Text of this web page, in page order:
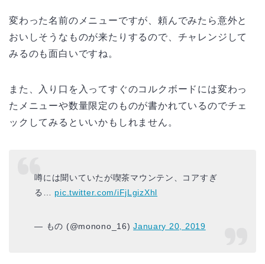
変わった名前のメニューですが、頼んでみたら意外と
おいしそうなものが来たりするので、チャレンジして
みるのも面白いですね。
また、入り口を入ってすぐのコルクボードには変わっ
たメニューや数量限定のものが書かれているのでチェ
ックしてみるといいかもしれません。
噂には聞いていたが喫茶マウンテン、コアすぎ
る… pic.twitter.com/iFjLgizXhl
— もの (@monono_16)January 20, 2019